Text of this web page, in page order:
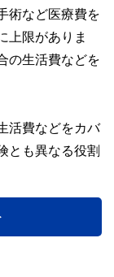
術など医療費を
上限がありま
の生活費などを
活費などをカバ
とも異なる役割